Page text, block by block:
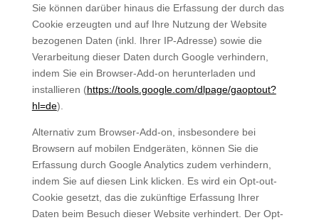
Sie können darüber hinaus die Erfassung der durch das
Cookie erzeugten und auf Ihre Nutzung der Website
bezogenen Daten (inkl. Ihrer IP-Adresse) sowie die
Verarbeitung dieser Daten durch Google verhindern,
indem Sie ein Browser-Add-on herunterladen und
installieren (https://tools.google.com/dlpage/gaoptout?
hl=de).
Alternativ zum Browser-Add-on, insbesondere bei
Browsern auf mobilen Endgeräten, können Sie die
Erfassung durch Google Analytics zudem verhindern,
indem Sie auf diesen Link klicken. Es wird ein Opt-out-
Cookie gesetzt, das die zukünftige Erfassung Ihrer
Daten beim Besuch dieser Website verhindert. Der Opt-